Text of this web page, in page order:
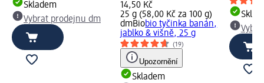
Skladem
Vybrat prodejnu dm
14,50 Kč
25 g (58,00 Kč za 100 g)
dmBiobio tyčinka banán,
jablko & višně, 25 g
(19)
Upozornění
Skladem